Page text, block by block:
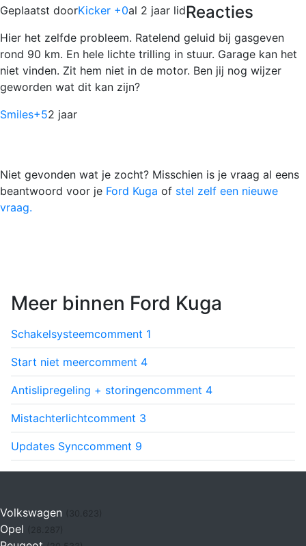
Geplaatst doorKicker +0al 2 jaar lidReacties
Hier het zelfde probleem. Ratelend geluid bij gasgeven
rond 90 km. En hele lichte trilling in stuur. Garage kan het
niet vinden. Zit hem niet in de motor. Ben jij nog wijzer
geworden wat dit kan zijn?
Smiles+52 jaar
Niet gevonden wat je zocht? Misschien is je vraag al eens
beantwoord voor je Ford Kuga of stel zelf een nieuwe
vraag.
Meer binnen Ford Kuga
Schakelsysteemcomment 1
Start niet meercomment 4
Antislipregeling + storingencomment 4
Mistachterlichtcomment 3
Updates Synccomment 9
Volkswagen (30.623)
Opel